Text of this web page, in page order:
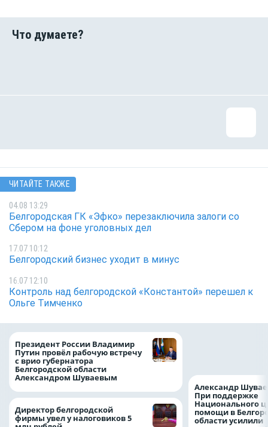
ЧИТАЙТЕ ТАКЖЕ
04.08 13:29
Белгородская ГК «Эфко» перезаключила залоги со
Сбером на фоне уголовных дел
17.07 10:12
Белгородский бизнес уходит в минус
16.07 12:10
Контроль над белгородской «Константой» перешел к
Ольге Тимченко
Президент России Владимир
Путин провёл рабочую встречу
с врио губернатора
Белгородской области
Александром Шуваевым
Директор белгородской
фирмы увел у налоговиков 5
Александр
При поддержке
Национального
помощи в
области усилили